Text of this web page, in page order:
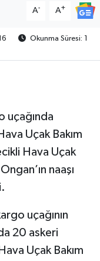
A- A+
Okunma Süresi: 1
uçağında
Uçak Bakım
Hava Uçak
naaşı
uçağının
20 askeri
Uçak Bakım